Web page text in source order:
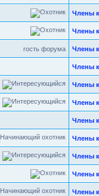
Члены
Члены
гость форума Члены
Члены
Члены
Члены
Члены
Члены
Члены
Члены
Члены